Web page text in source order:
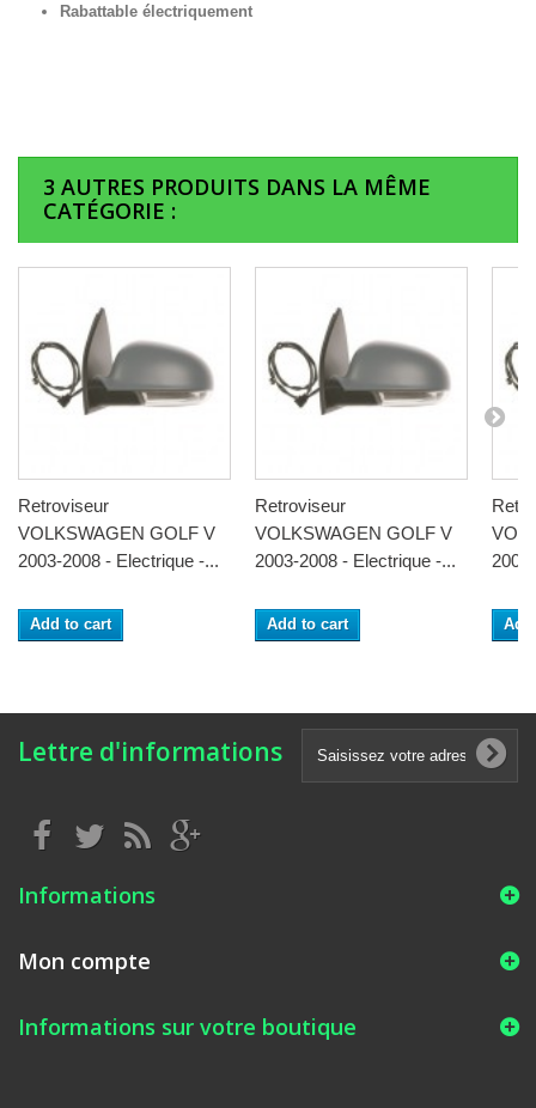
Rabattable électriquement
3 AUTRES PRODUITS DANS LA MÊME
CATÉGORIE :
Retroviseur
VOLKSWAGEN GOLF V
2003-2008 - Electrique -...
Add to cart
Retroviseur
VOLKSWAGEN GOLF V
2003-2008 - Electrique -...
Add to cart
Lettre d'informations
Informations
Mon compte
Informations sur votre boutique